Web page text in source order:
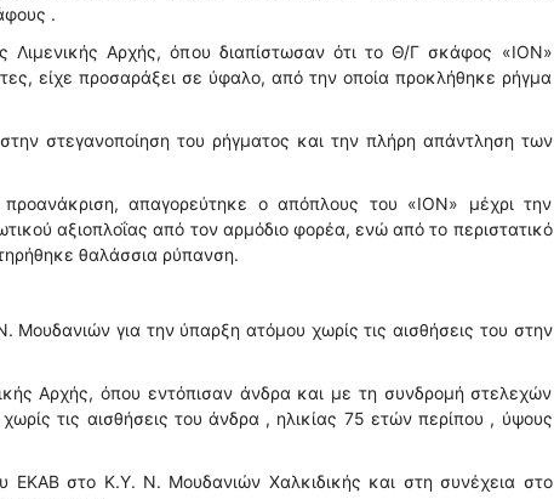
.
Λιμενικής Αρχής, όπου διαπίστωσαν ότι το Θ/Γ σκάφος «ΙΟΝ»
είχε προσαράξει σε ύφαλο, από την οποία προκλήθηκε ρήγμα
στεγανοποίηση του ρήγματος και την πλήρη απάντληση των
απαγορεύτηκε ο απόπλους του «ΙΟΝ» μέχρι την
αξιοπλοΐας από τον αρμόδιο φορέα, ενώ από το περιστατικό
θαλάσσια ρύπανση.
για την ύπαρξη ατόμου χωρίς τις αισθήσεις του στην
Αρχής, όπου εντόπισαν άνδρα και με τη συνδρομή στελεχών
τις αισθήσεις του άνδρα , ηλικίας 75 ετών περίπου , ύψους
στο Κ.Υ. Ν. Μουδανιών Χαλκιδικής και στη συνέχεια στο